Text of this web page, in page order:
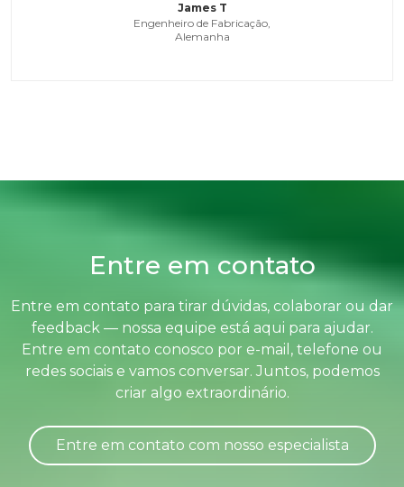
James T
Engenheiro de Fabricação,
Alemanha
Entre em contato
Entre em contato para tirar dúvidas, colaborar ou dar
feedback — nossa equipe está aqui para ajudar.
Entre em contato conosco por e-mail, telefone ou
redes sociais e vamos conversar. Juntos, podemos
criar algo extraordinário.
Entre em contato com nosso especialista